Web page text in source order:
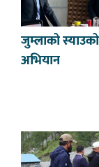
जुम्लाको
अभियान